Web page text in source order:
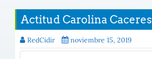
Actitud Carolina Caceres
RedCidir noviembre 15, 2019